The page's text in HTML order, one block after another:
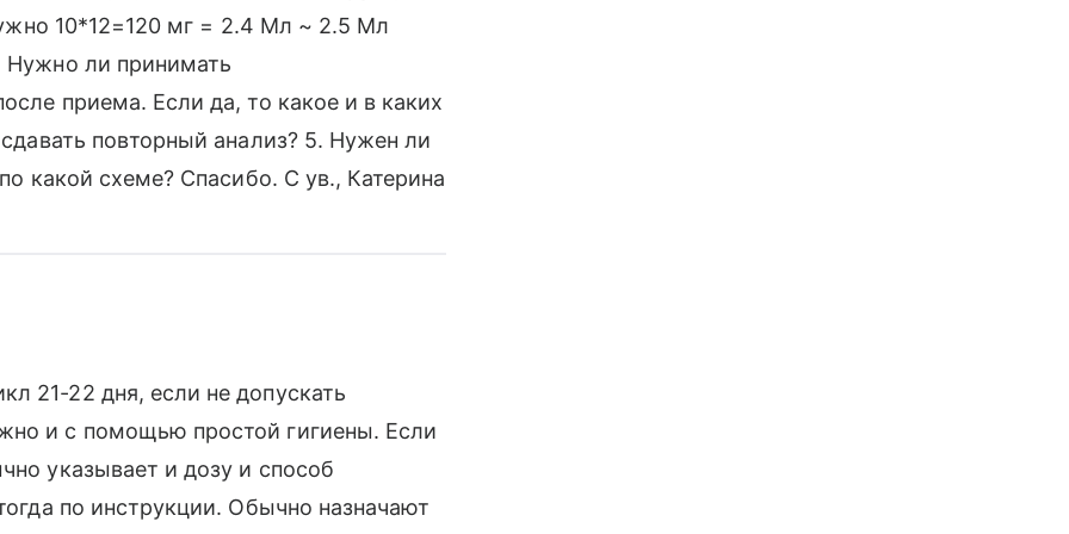
10*12=120 мг = 2.4 Мл ~ 2.5 Мл
Нужно ли принимать
приема. Если да, то какое и в каких
повторный анализ? 5. Нужен ли
какой схеме? Спасибо. С ув., Катерина
21-22 дня, если не допускать
и с помощью простой гигиены. Если
указывает и дозу и способ
по инструкции. Обычно назначают